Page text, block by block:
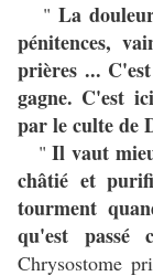
" La
pénitences,
prières ...
gagne. C'est
par le culte de
" Il vaut
châtié et
tourment
qu'est passé
Chrysostome